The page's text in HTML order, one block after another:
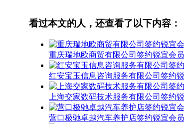
看过本文的人，还查看了以下内容：
重庆瑞地欧商贸有限公司签约锐宜会
红安宝玉信息咨询服务有限公司签约
上海交家数码技术服务有限公司签约
营口极驰卓越汽车养护店签约锐宜会